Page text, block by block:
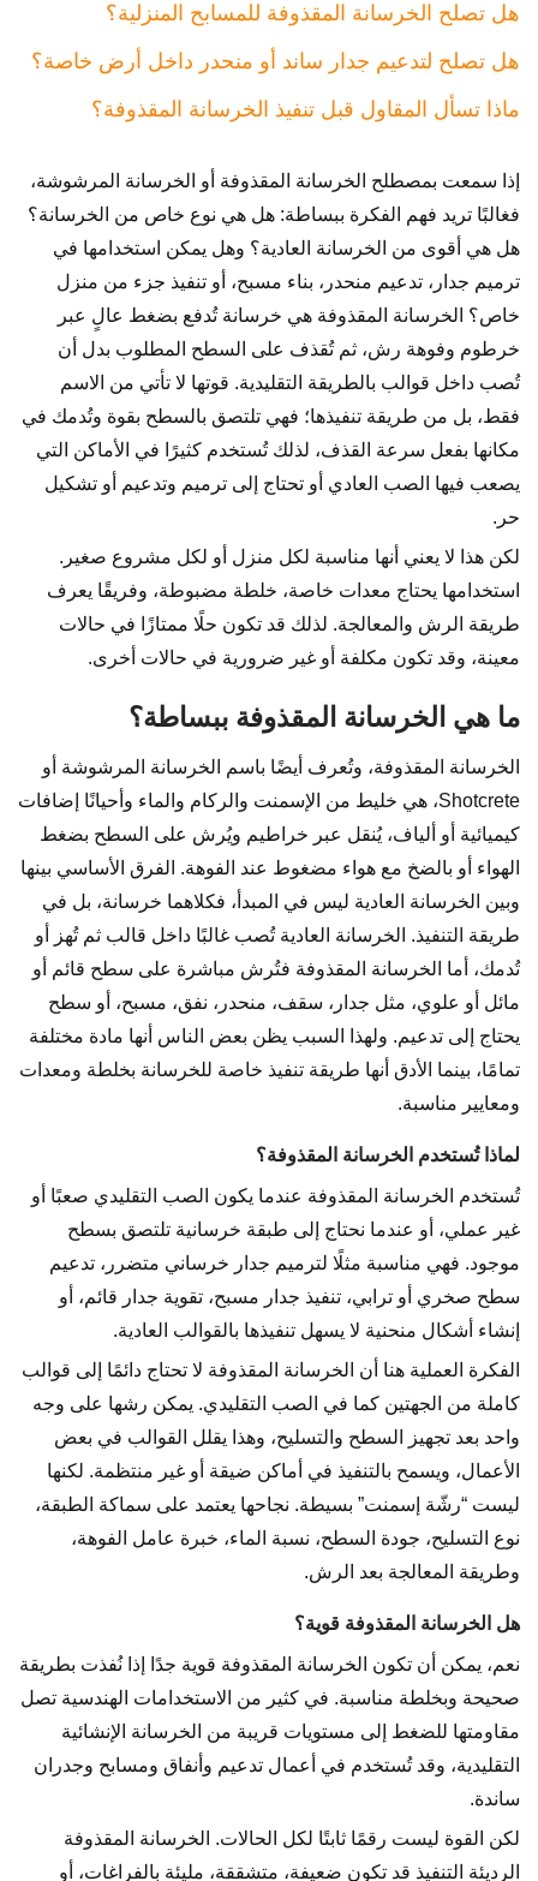
هل تصلح الخرسانة المقذوفة للمسابح المنزلية؟
هل تصلح لتدعيم جدار ساند أو منحدر داخل أرض خاصة؟
ماذا تسأل المقاول قبل تنفيذ الخرسانة المقذوفة؟
إذا سمعت بمصطلح الخرسانة المقذوفة أو الخرسانة المرشوشة،
فغالبًا تريد فهم الفكرة ببساطة: هل هي نوع خاص من الخرسانة؟
هل هي أقوى من الخرسانة العادية؟ وهل يمكن استخدامها في
ترميم جدار، تدعيم منحدر، بناء مسبح، أو تنفيذ جزء من منزل
خاص؟ الخرسانة المقذوفة هي خرسانة تُدفع بضغط عالٍ عبر
خرطوم وفوهة رش، ثم تُقذف على السطح المطلوب بدل أن
تُصب داخل قوالب بالطريقة التقليدية. قوتها لا تأتي من الاسم
فقط، بل من طريقة تنفيذها؛ فهي تلتصق بالسطح بقوة وتُدمك في
مكانها بفعل سرعة القذف، لذلك تُستخدم كثيرًا في الأماكن التي
يصعب فيها الصب العادي أو تحتاج إلى ترميم وتدعيم أو تشكيل
حر.
لكن هذا لا يعني أنها مناسبة لكل منزل أو لكل مشروع صغير.
استخدامها يحتاج معدات خاصة، خلطة مضبوطة، وفريقًا يعرف
طريقة الرش والمعالجة. لذلك قد تكون حلًا ممتازًا في حالات
معينة، وقد تكون مكلفة أو غير ضرورية في حالات أخرى.
ما هي الخرسانة المقذوفة ببساطة؟
الخرسانة المقذوفة، وتُعرف أيضًا باسم الخرسانة المرشوشة أو
Shotcrete، هي خليط من الإسمنت والركام والماء وأحيانًا إضافات
كيميائية أو ألياف، يُنقل عبر خراطيم ويُرش على السطح بضغط
الهواء أو بالضخ مع هواء مضغوط عند الفوهة. الفرق الأساسي بينها
وبين الخرسانة العادية ليس في المبدأ، فكلاهما خرسانة، بل في
طريقة التنفيذ. الخرسانة العادية تُصب غالبًا داخل قالب ثم تُهز أو
تُدمك، أما الخرسانة المقذوفة فتُرش مباشرة على سطح قائم أو
مائل أو علوي، مثل جدار، سقف، منحدر، نفق، مسبح، أو سطح
يحتاج إلى تدعيم. ولهذا السبب يظن بعض الناس أنها مادة مختلفة
تمامًا، بينما الأدق أنها طريقة تنفيذ خاصة للخرسانة بخلطة ومعدات
ومعايير مناسبة.
لماذا تُستخدم الخرسانة المقذوفة؟
تُستخدم الخرسانة المقذوفة عندما يكون الصب التقليدي صعبًا أو
غير عملي، أو عندما نحتاج إلى طبقة خرسانية تلتصق بسطح
موجود. فهي مناسبة مثلًا لترميم جدار خرساني متضرر، تدعيم
سطح صخري أو ترابي، تنفيذ جدار مسبح، تقوية جدار قائم، أو
إنشاء أشكال منحنية لا يسهل تنفيذها بالقوالب العادية.
الفكرة العملية هنا أن الخرسانة المقذوفة لا تحتاج دائمًا إلى قوالب
كاملة من الجهتين كما في الصب التقليدي. يمكن رشها على وجه
واحد بعد تجهيز السطح والتسليح، وهذا يقلل القوالب في بعض
الأعمال، ويسمح بالتنفيذ في أماكن ضيقة أو غير منتظمة. لكنها
ليست “رشّة إسمنت” بسيطة. نجاحها يعتمد على سماكة الطبقة،
نوع التسليح، جودة السطح، نسبة الماء، خبرة عامل الفوهة،
وطريقة المعالجة بعد الرش.
هل الخرسانة المقذوفة قوية؟
نعم، يمكن أن تكون الخرسانة المقذوفة قوية جدًا إذا نُفذت بطريقة
صحيحة وبخلطة مناسبة. في كثير من الاستخدامات الهندسية تصل
مقاومتها للضغط إلى مستويات قريبة من الخرسانة الإنشائية
التقليدية، وقد تُستخدم في أعمال تدعيم وأنفاق ومسابح وجدران
ساندة.
لكن القوة ليست رقمًا ثابتًا لكل الحالات. الخرسانة المقذوفة
الرديئة التنفيذ قد تكون ضعيفة، متشققة، مليئة بالفراغات، أو